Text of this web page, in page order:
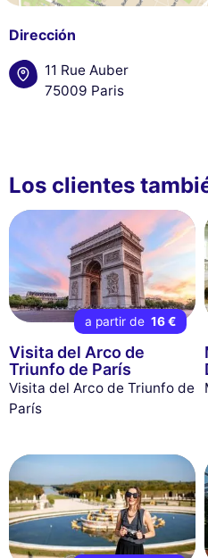
Dirección
11 Rue Auber
75009 Paris
Los clientes
a partir de 16 €
Visita del Arco de
Triunfo de París
Visita del Arco de Triunfo de
París